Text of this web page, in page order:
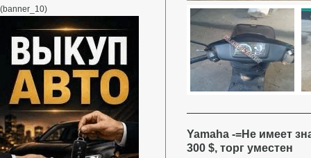
(banner_10)
Yamaha -=Не имеет
300 $, торг уместен